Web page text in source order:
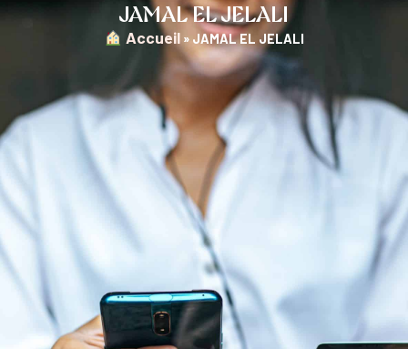
JAMAL EL JELALI
︎ Accueil » JAMAL EL JELALI